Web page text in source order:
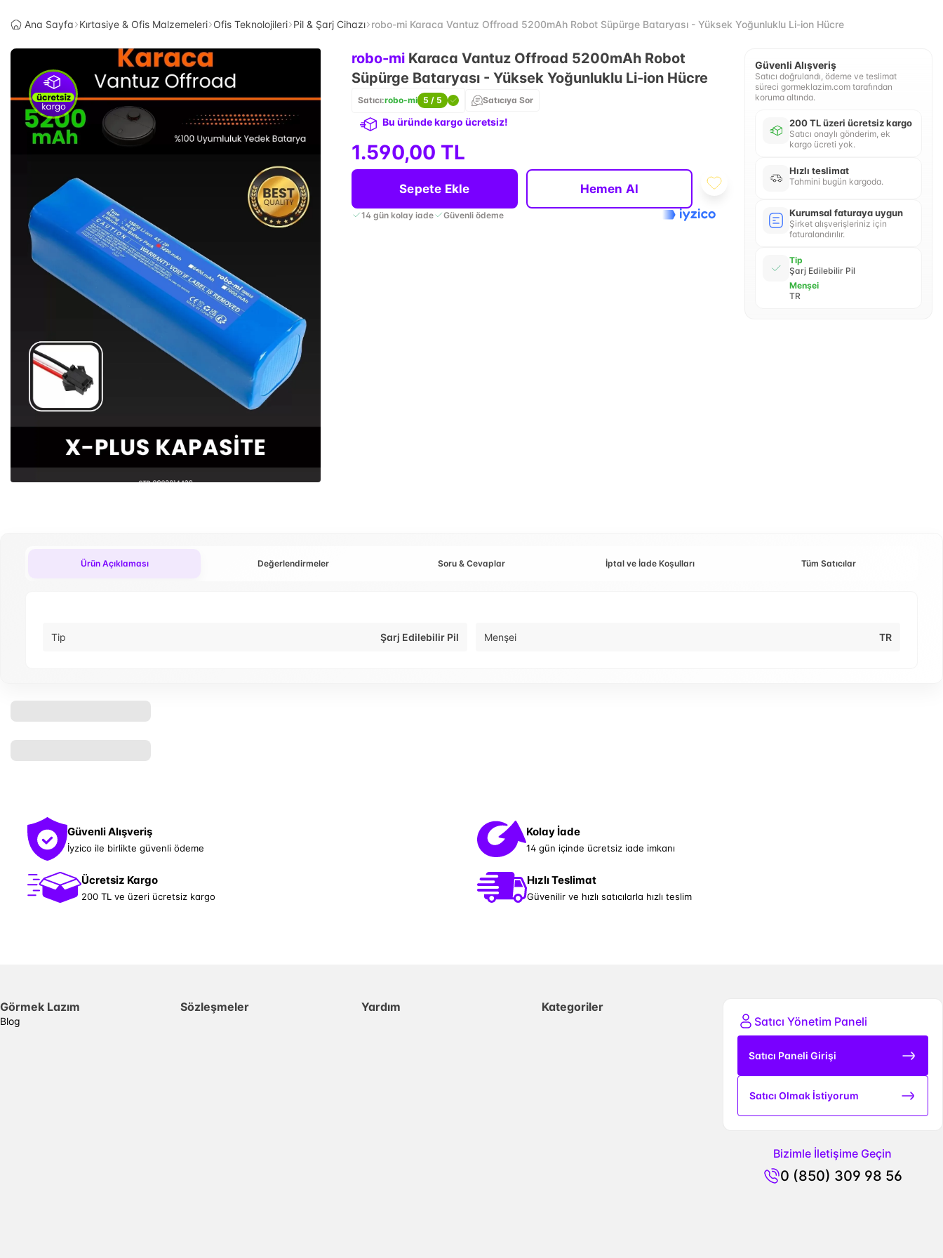
Ana Sayfa Kırtasiye & Ofis Malzemeleri Ofis Teknolojileri Pil & Şarj Cihazı robo-mi Karaca Vantuz Offroad 5200mAh Robot Süpürge Bataryası - Yüksek Yoğunluklu Li-ion Hücre
robo-mi Karaca Vantuz Offroad 5200mAh Robot
Süpürge Bataryası - Yüksek Yoğunluklu Li-ion Hücre
Satıcı:robo-mi 5 / 5 Satıcıya Sor
Bu üründe kargo ücretsiz!
1.590,00 TL
Sepete Ekle Hemen Al
14 gün kolay iade Güvenli ödeme
Güvenli Alışveriş
Satıcı doğrulandı, ödeme ve teslimat
süreci gormeklazim.com tarafından
koruma altında.
200 TL üzeri ücretsiz kargo
Satıcı onaylı gönderim, ek
kargo ücreti yok.
Hızlı teslimat
Tahmini bugün kargoda.
Kurumsal faturaya uygun
Şirket alışverişleriniz için
faturalandırılır.
Tip
Şarj Edilebilir Pil
Menşei
TR
Ürün Açıklaması Değerlendirmeler Soru & Cevaplar İptal ve İade Koşulları Tüm Satıcılar
Tip Şarj Edilebilir Pil Menşei TR
Güvenli Alışveriş
İyzico ile birlikte güvenli ödeme
Kolay İade
14 gün içinde ücretsiz iade imkanı
Ücretsiz Kargo
200 TL ve üzeri ücretsiz kargo
Hızlı Teslimat
Güvenilir ve hızlı satıcılarla hızlı teslim
Görmek Lazım
Blog
Sözleşmeler Yardım
Kategoriler
Satıcı Yönetim Paneli
Satıcı Paneli Girişi
Satıcı Olmak İstiyorum
Bizimle İletişime Geçin
0 (850) 309 98 56